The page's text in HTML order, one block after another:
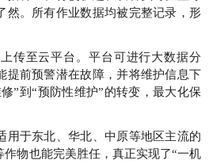
然。所有作业数据均被完整记录，形
上传至云平台。平台可进行大数据分
提前预警潜在故障，并将维护信息下
”到“预防性维护”的转变，最大化保
用于东北、华北、中原等地区主流的
物也能完美胜任，真正实现了“一机